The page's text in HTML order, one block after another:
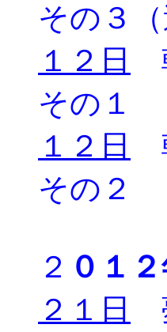
その３（
１２日
その１
１２日
その２
２ ０１
２１日